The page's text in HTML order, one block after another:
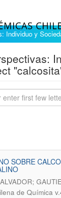
Individuo y
SOBRE
de Química